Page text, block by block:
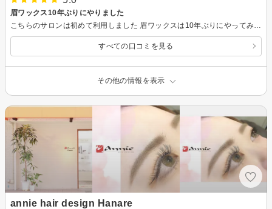
眉ワックス10年ぶりにやりました
すべての口コミを見る
その他の情報を表示
annie hair design Hanare